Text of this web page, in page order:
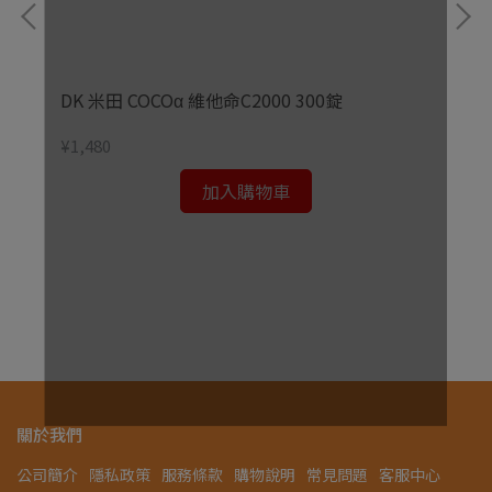
DK 米田 COCOα 維他命C2000 300錠
¥1,480
加入購物車
關於我們
公司簡介 隱私政策 服務條款 購物說明 常見問題 客服中心